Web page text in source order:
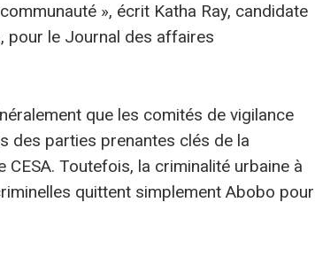
», écrit Katha Ray, candidate
pour le Journal des affaires
que les comités de vigilance
des parties prenantes clés de la
Toutefois, la criminalité urbaine à
quittent simplement Abobo pour